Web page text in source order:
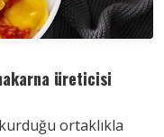
üreticisi
ortaklıkla